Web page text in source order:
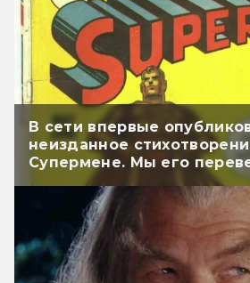
В сети впервые
неизданное
Супермене. Мы его